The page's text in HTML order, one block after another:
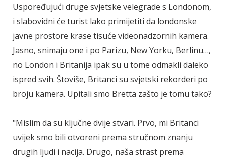
Uspoređujući druge svjetske velegrade s Londonom,
i slabovidni će turist lako primijetiti da londonske
javne prostore krase tisuće videonadzornih kamera.
Jasno, snimaju one i po Parizu, New Yorku, Berlinu…,
no London i Britanija ipak su u tome odmakli daleko
ispred svih. Štoviše, Britanci su svjetski rekorderi po
broju kamera. Upitali smo Bretta zašto je tomu tako?
"Mislim da su ključne dvije stvari. Prvo, mi Britanci
uvijek smo bili otvoreni prema stručnom znanju
drugih ljudi i nacija. Drugo, naša strast prema